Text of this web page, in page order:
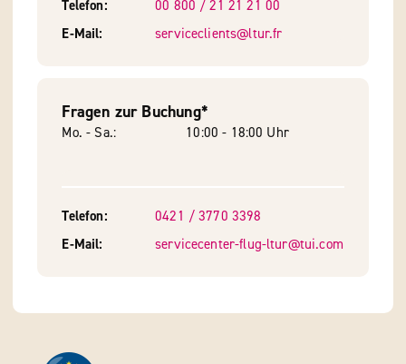
Telefon
00 800 / 21 21 21 00
E-Mail
serviceclients@ltur.fr
Fragen zur Buchung*
Mo. - Sa. 10:00 - 18:00 Uhr
Telefon
0421 / 3770 3398
E-Mail
servicecenter-flug-ltur@tui.com